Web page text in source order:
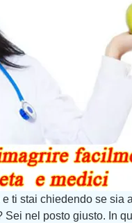
ti stai chiedendo se sia
nel posto giusto. In